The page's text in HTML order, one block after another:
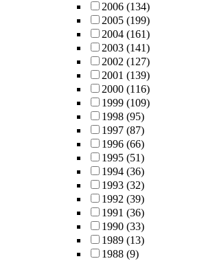
2006 (134)
2005 (199)
2004 (161)
2003 (141)
2002 (127)
2001 (139)
2000 (116)
1999 (109)
1998 (95)
1997 (87)
1996 (66)
1995 (51)
1994 (36)
1993 (32)
1992 (39)
1991 (36)
1990 (33)
1989 (13)
1988 (9)